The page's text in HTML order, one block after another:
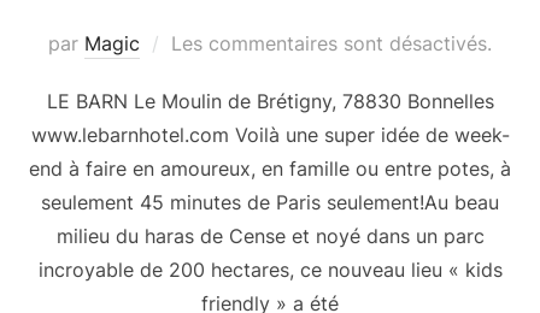
par Magic Les commentaires sont désactivés.
LE BARN Le Moulin de Brétigny, 78830 Bonnelles
www.lebarnhotel.com Voilà une super idée de week-
end à faire en amoureux, en famille ou entre potes, à
seulement 45 minutes de Paris seulement!Au beau
milieu du haras de Cense et noyé dans un parc
incroyable de 200 hectares, ce nouveau lieu « kids
friendly » a été